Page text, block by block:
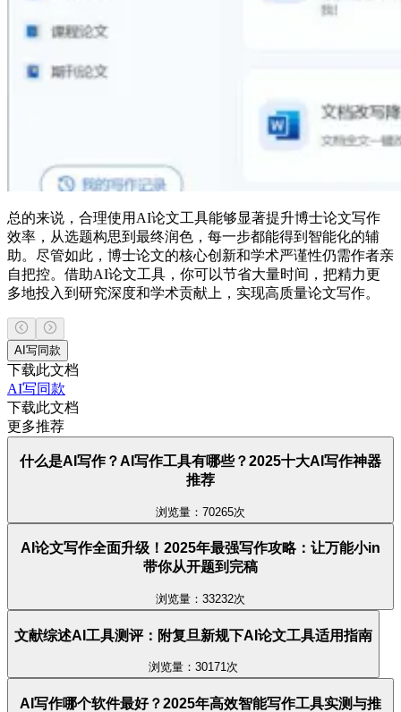
总的来说，合理使用AI论文工具能够显著提升博士论文写作
效率，从选题构思到最终润色，每一步都能得到智能化的辅
助。尽管如此，博士论文的核心创新和学术严谨性仍需作者亲
自把控。借助AI论文工具，你可以节省大量时间，把精力更
多地投入到研究深度和学术贡献上，实现高质量论文写作。
AI写同款
下载此文档
AI写同款
下载此文档
更多推荐
什么是AI写作？AI写作工具有哪些？2025十大AI写作神器
推荐
浏览量：70265次
AI论文写作全面升级！2025年最强写作攻略：让万能小in
带你从开题到完稿
浏览量：33232次
文献综述AI工具测评：附复旦新规下AI论文工具适用指南
浏览量：30171次
AI写作哪个软件最好？2025年高效智能写作工具实测与推